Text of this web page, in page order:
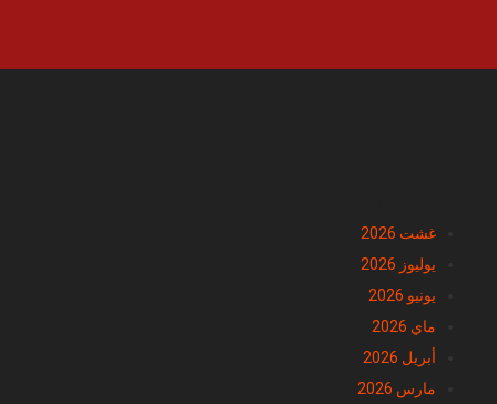
غشت 2026
يوليوز 2026
يونيو 2026
ماي 2026
أبريل 2026
مارس 2026